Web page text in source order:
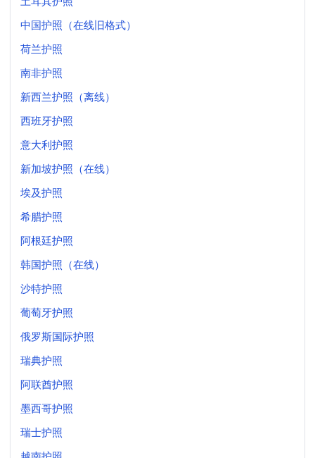
中国护照（在线旧格式）
荷兰护照
南非护照
新西兰护照（离线）
西班牙护照
意大利护照
新加坡护照（在线）
埃及护照
希腊护照
阿根廷护照
韩国护照（在线）
沙特护照
葡萄牙护照
俄罗斯国际护照
瑞典护照
阿联酋护照
墨西哥护照
瑞士护照